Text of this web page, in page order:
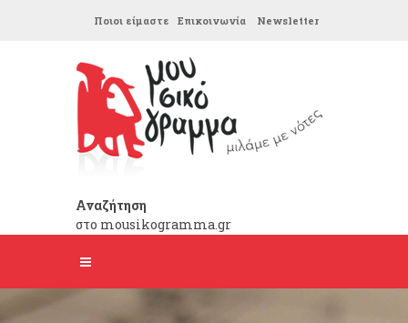
Ποιοι είμαστε Επικοινωνία Newsletter
Αναζήτηση
στο mousikogramma.gr